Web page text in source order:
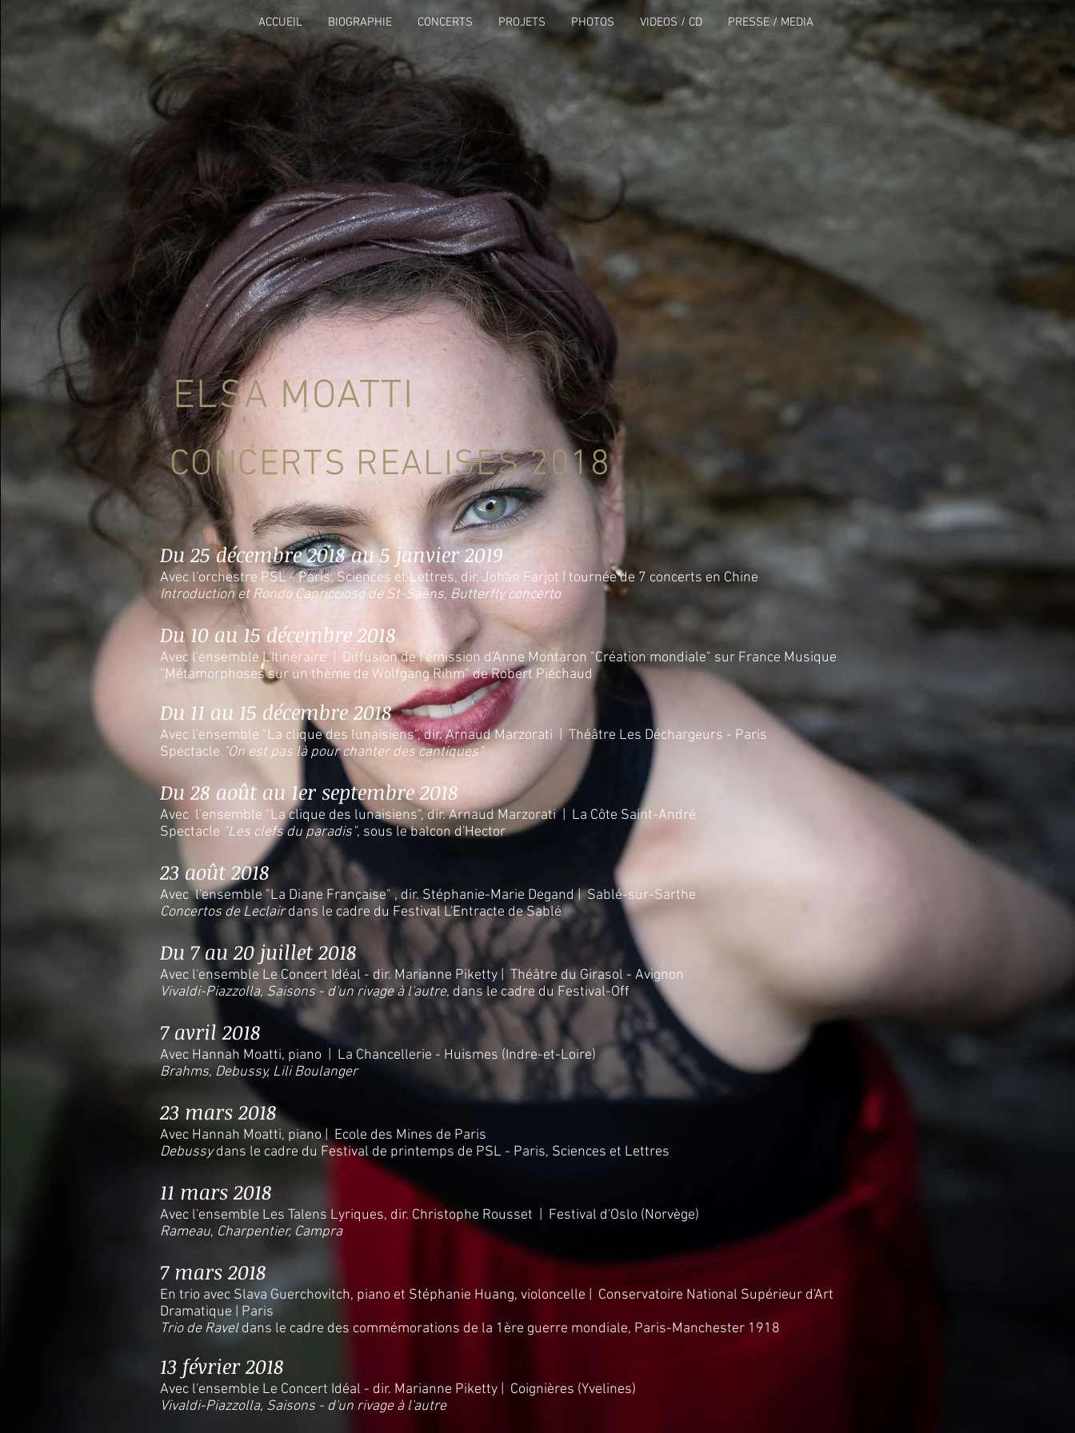
ACCUEIL BIOGRAPHIE CONCERTS PROJETS PHOTOS VIDEOS / CD PRESSE / MEDIA
ELSA MOATTI
CONCERTS REALISES 2018
Du 25 décembre 2018 au 5 janvier 2019
Avec l'orchestre PSL - Paris, Sciences et Lettres, dir. Johan Farjot | tournée de 7 concerts en Chine
Introduction et Rondo Capriccioso de St-Saëns, Butterfly concerto
Du 10 au 15 décembre 2018
Avec l'ensemble L'Itinéraire | Diffusion de l'émission d'Anne Montaron "Création mondiale" sur France Musique
"Métamorphoses sur un thème de Wolfgang Rihm" de Robert Piéchaud
Du 11 au 15 décembre 2018
Avec l'ensemble "La clique des lunaisiens", dir. Arnaud Marzorati | Théâtre Les Déchargeurs - Paris
Spectacle "On est pas là pour chanter des cantiques"
Du 28 août au 1er septembre 2018
Avec l'ensemble "La clique des lunaisiens", dir. Arnaud Marzorati | La Côte Saint-André
Spectacle "Les clefs du paradis", sous le balcon d'Hector
23 août 2018
Avec l'ensemble "La Diane Française" , dir. Stéphanie-Marie Degand | Sablé-sur-Sarthe
Concertos de Leclairdans le cadre du Festival L'Entracte de Sablé
Du 7 au 20 juillet 2018
Avec l'ensemble Le Concert Idéal - dir. Marianne Piketty | Théâtre du Girasol - Avignon
Vivaldi-Piazzolla, Saisons - d'un rivage à l'autre, dans le cadre du Festival-Off
7 avril 2018
Avec Hannah Moatti, piano | La Chancellerie - Huismes (Indre-et-Loire)
Brahms, Debussy, Lili Boulanger
23 mars 2018
Avec Hannah Moatti, piano | Ecole des Mines de Paris
Debussydans le cadre du Festival de printemps de PSL - Paris, Sciences et Lettres
11 mars 2018
Avec l'ensemble Les Talens Lyriques, dir. Christophe Rousset | Festival d'Oslo (Norvège)
Rameau, Charpentier, Campra
7 mars 2018
En trio avec Slava Guerchovitch, piano et Stéphanie Huang, violoncelle | Conservatoire National Supérieur d'Art
Dramatique | Paris
Trio de Raveldans le cadre des commémorations de la 1ère guerre mondiale, Paris-Manchester 1918
13 février 2018
Avec l'ensemble Le Concert Idéal - dir. Marianne Piketty | Coignières (Yvelines)
Vivaldi-Piazzolla, Saisons - d'un rivage à l'autre